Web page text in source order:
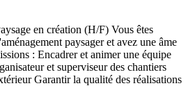
en création (H/F) Vous êtes
paysager et avez une âme
: Encadrer et animer une équipe
et superviseur des chantiers
Garantir la qualité des réalisations